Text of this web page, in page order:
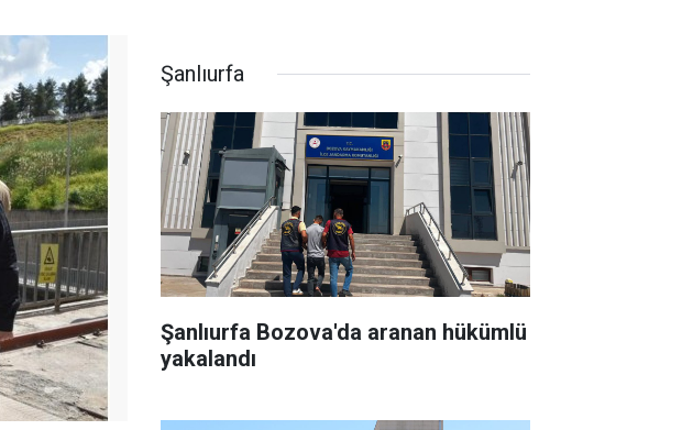
Şanlıurfa
Şanlıurfa Bozova'da aranan hükümlü
yakalandı